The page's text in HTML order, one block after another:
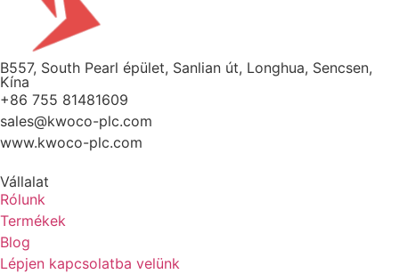
B557, South Pearl épület, Sanlian út, Longhua, Sencsen,
Kína
+86 755 81481609
sales@kwoco-plc.com
www.kwoco-plc.com
Vállalat
Rólunk
Termékek
Blog
Lépjen kapcsolatba velünk